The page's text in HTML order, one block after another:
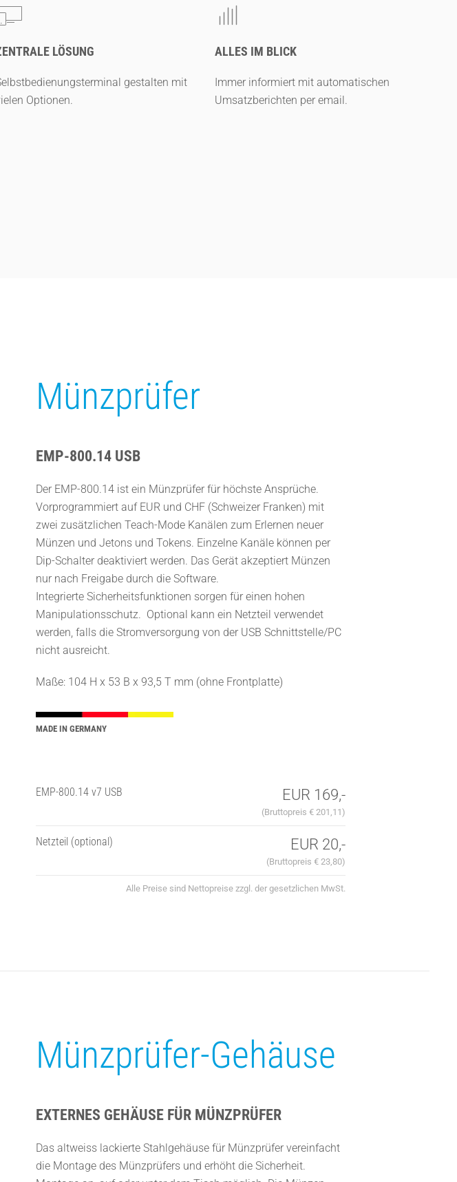
LÖSUNG
gestalten mit
Optionen.
ALLES IM BLICK
Immer informiert mit automatischen
Umsatzberichten per email.
Münzprüfer
EMP-800.14 USB
Der EMP-800.14 ist ein Münzprüfer für höchste Ansprüche.
Vorprogrammiert auf EUR und CHF (Schweizer Franken) mit
zwei zusätzlichen Teach-Mode Kanälen zum Erlernen neuer
Münzen und Jetons und Tokens. Einzelne Kanäle können per
Dip-Schalter deaktiviert werden. Das Gerät akzeptiert Münzen
nur nach Freigabe durch die Software.
Integrierte Sicherheitsfunktionen sorgen für einen hohen
Manipulationsschutz. Optional kann ein Netzteil verwendet
werden, falls die Stromversorgung von der USB Schnittstelle/PC
nicht ausreicht.
Maße: 104 H x 53 B x 93,5 T mm (ohne Frontplatte)
MADE IN GERMANY
EMP-800.14 v7 USB EUR 169,-
(Bruttopreis € 201,11)
Netzteil (optional) EUR 20,-
(Bruttopreis € 23,80)
Alle Preise sind Nettopreise zzgl. der gesetzlichen MwSt.
Münzprüfer-Gehäuse
EXTERNES GEHÄUSE FÜR MÜNZPRÜFER
Das altweiss lackierte Stahlgehäuse für Münzprüfer vereinfacht
die Montage des Münzprüfers und erhöht die Sicherheit.